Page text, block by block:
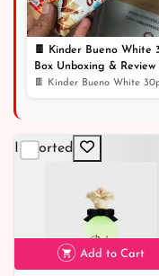
🍫 Kinder Bueno White
Box Unboxing & Review |
Creamy White
🎉
Imported
Add to Cart